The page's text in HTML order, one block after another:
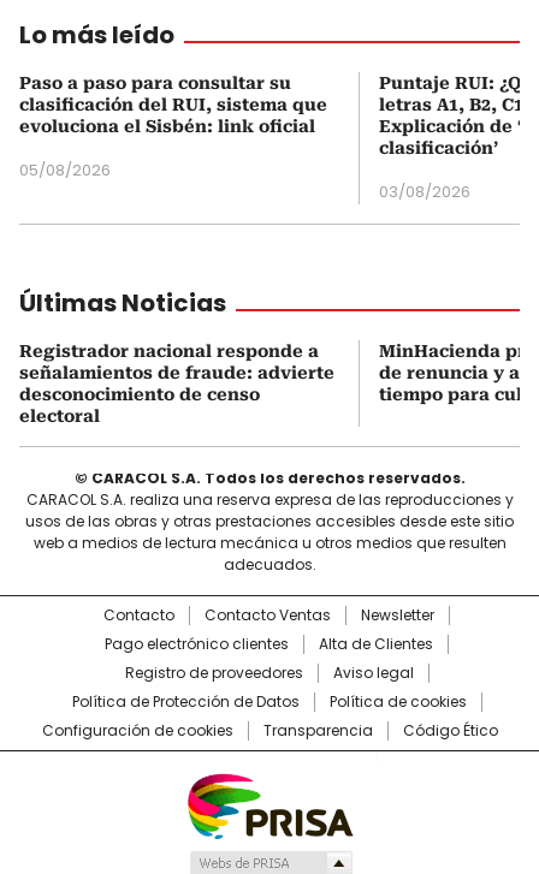
Lo más leído
Paso a paso para consultar su
clasificación del RUI, sistema que
evoluciona el Sisbén: link oficial
05/08/2026
Puntaje RUI:
letras A1, B2, C1
Explicación de
clasificación’
03/08/2026
Últimas Noticias
Registrador nacional responde a
señalamientos de fraude: advierte
desconocimiento de censo
electoral
MinHacienda
de renuncia y
tiempo para
© CARACOL S.A. Todos los derechos reservados.
CARACOL S.A. realiza una reserva expresa de las reproducciones y
usos de las obras y otras prestaciones accesibles desde este sitio
web a medios de lectura mecánica u otros medios que resulten
adecuados.
Contacto Contacto Ventas
Newsletter
Pago electrónico clientes
Alta de Clientes
Registro de proveedores
Aviso legal
Política de Protección de Datos
Política de cookies
Configuración de cookies
Transparencia Código Ético